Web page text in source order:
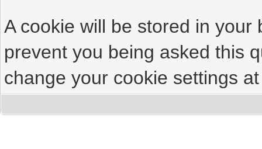
A cookie will be stored in
prevent you being asked this
change your cookie settings